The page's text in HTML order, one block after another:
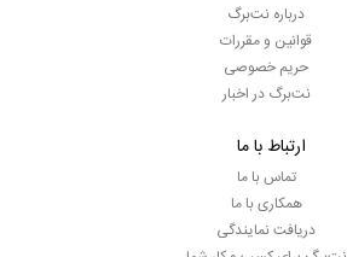
درباره نت‌برگ
قوانین و مقررات
حریم خصوصی
نت‌برگ در اخبار
ارتباط با ما
تماس با ما
همکاری با ما
دریافت نمایندگی